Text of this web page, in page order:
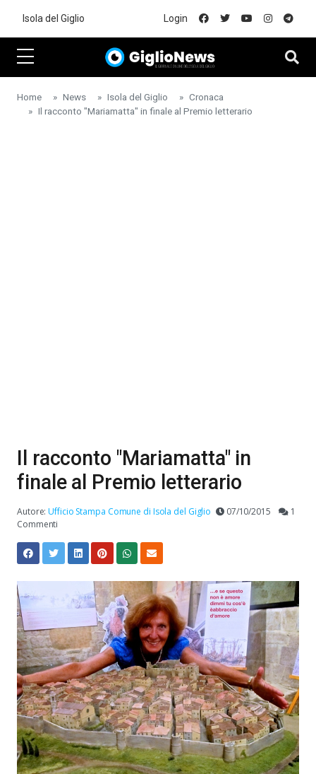
Isola del Giglio Login
Home News Isola del Giglio
Cronaca
Il racconto "Mariamatta" in finale al Premio letterario
Il racconto "Mariamatta" in
finale al Premio letterario
Autore:Ufficio Stampa Comune di Isola del Giglio 07/10/2015
1
Commenti